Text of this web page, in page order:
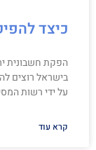
כיצד
הפקת חשבונית
בישראל רוצים
על ידי רשות
קרא עוד